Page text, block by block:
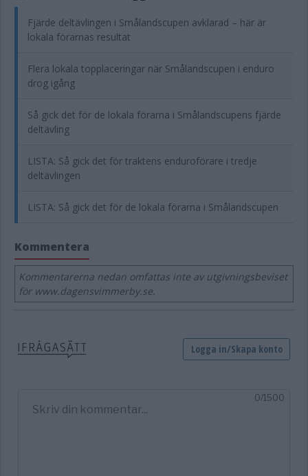
Fjärde deltävlingen i Smålandscupen avklarad – här är
lokala förarnas resultat
Flera lokala topplaceringar när Smålandscupen i enduro
drog igång
Så gick det för de lokala förarna i Smålandscupens fjärde
deltävling
LISTA: Så gick det för traktens enduroförare i tredje
deltävlingen
LISTA: Så gick det för de lokala förarna i Smålandscupen
Kommentera
Kommentarerna nedan omfattas inte av utgivningsbeviset
för www.dagensvimmerby.se.